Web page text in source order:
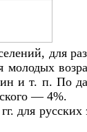
для
и т. п. По
— 4%.
для